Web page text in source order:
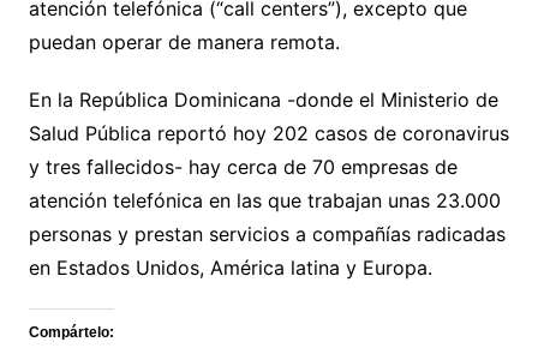
atención telefónica (“call centers”), excepto que
puedan operar de manera remota.
En la República Dominicana -donde el Ministerio de
Salud Pública reportó hoy 202 casos de coronavirus
y tres fallecidos- hay cerca de 70 empresas de
atención telefónica en las que trabajan unas 23.000
personas y prestan servicios a compañías radicadas
en Estados Unidos, América latina y Europa.
Compártelo: